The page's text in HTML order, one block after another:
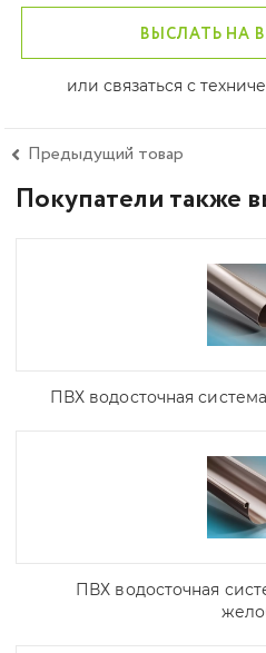
ВЫСЛАТЬ НА
или связаться с
Предыдущий товар
Покупатели также
ПВХ водосточная
ПВХ водосточная